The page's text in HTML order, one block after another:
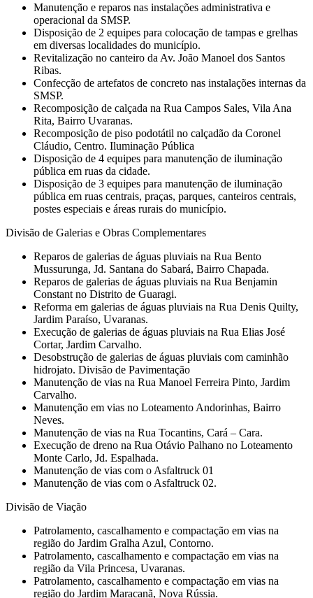
Manutenção e reparos nas instalações administrativa e
operacional da SMSP.
Disposição de 2 equipes para colocação de tampas e grelhas
em diversas localidades do município.
Revitalização no canteiro da Av. João Manoel dos Santos
Ribas.
Confecção de artefatos de concreto nas instalações internas da
SMSP.
Recomposição de calçada na Rua Campos Sales, Vila Ana
Rita, Bairro Uvaranas.
Recomposição de piso podotátil no calçadão da Coronel
Cláudio, Centro. Iluminação Pública
Disposição de 4 equipes para manutenção de iluminação
pública em ruas da cidade.
Disposição de 3 equipes para manutenção de iluminação
pública em ruas centrais, praças, parques, canteiros centrais,
postes especiais e áreas rurais do município.
Divisão de Galerias e Obras Complementares
Reparos de galerias de águas pluviais na Rua Bento
Mussurunga, Jd. Santana do Sabará, Bairro Chapada.
Reparos de galerias de águas pluviais na Rua Benjamin
Constant no Distrito de Guaragi.
Reforma em galerias de águas pluviais na Rua Denis Quilty,
Jardim Paraíso, Uvaranas.
Execução de galerias de águas pluviais na Rua Elias José
Cortar, Jardim Carvalho.
Desobstrução de galerias de águas pluviais com caminhão
hidrojato. Divisão de Pavimentação
Manutenção de vias na Rua Manoel Ferreira Pinto, Jardim
Carvalho.
Manutenção em vias no Loteamento Andorinhas, Bairro
Neves.
Manutenção de vias na Rua Tocantins, Cará – Cara.
Execução de dreno na Rua Otávio Palhano no Loteamento
Monte Carlo, Jd. Espalhada.
Manutenção de vias com o Asfaltruck 01
Manutenção de vias com o Asfaltruck 02.
Divisão de Viação
Patrolamento, cascalhamento e compactação em vias na
região do Jardim Gralha Azul, Contorno.
Patrolamento, cascalhamento e compactação em vias na
região da Vila Princesa, Uvaranas.
Patrolamento, cascalhamento e compactação em vias na
região do Jardim Maracanã, Nova Rússia.